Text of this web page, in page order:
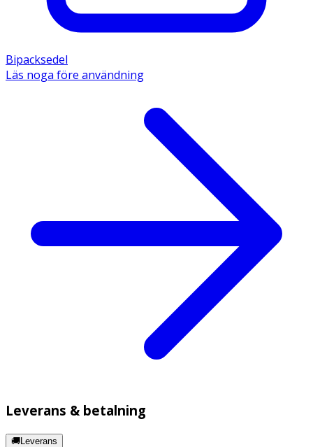
Bipacksedel
Läs noga före användning
Leverans & betalning
🚚Leverans